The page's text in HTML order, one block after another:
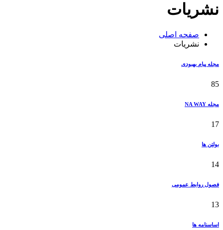
نشریات
صفحه اصلی
نشریات
مجله پیام بهبودی
85
مجله NA WAY
17
بولتن ها
14
فصول روابط عمومی
13
اساسنامه ها